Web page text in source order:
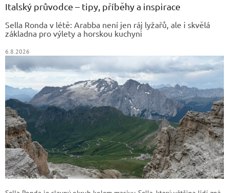
Italský průvodce – tipy, příběhy a inspirace
Sella Ronda v létě: Arabba není jen ráj lyžařů, ale i skvělá
základna pro výlety a horskou kuchyni
6.8.2026